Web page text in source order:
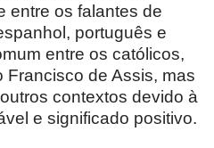
entre os falantes de
português e
entre os católicos,
de Assis, mas
contextos devido à
e significado positivo.